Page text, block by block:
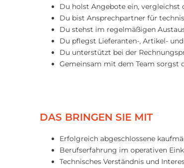
Du holst Angebote ein, vergleichst
Du bist Ansprechpartner für
Du stehst im regelmäßigen
Du pflegst Lieferanten-, Artikel-
Du unterstützt bei der
Gemeinsam mit dem Team sorgst
DAS BRINGEN SIE MIT
Erfolgreich abgeschlossene
Berufserfahrung im operativen
Technisches Verständnis und